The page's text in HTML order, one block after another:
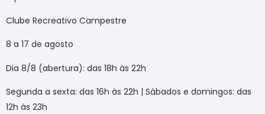
Clube Recreativo Campestre
8 a 17 de agosto
Dia 8/8 (abertura): das 18h às 22h
Segunda a sexta: das 16h às 22h | Sábados e domingos: das
12h às 23h